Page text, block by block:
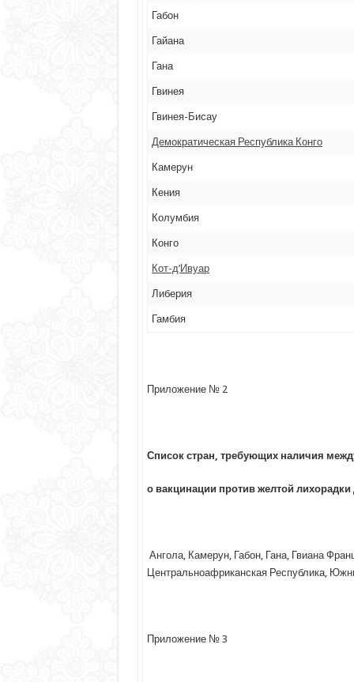
Габон
Гайана
Гана
Гвинея
Гвинея-Бисау
Демократическая Республика Конго
Камерун
Кения
Колумбия
Конго
Кот-д’Ивуар
Либерия
Гамбия
Приложение № 2
Список стран, требующих наличия
о вакцинации против желтой
Ангола, Камерун, Габон, Гана, Гвиана
Центральноафриканская Республика,
Приложение № 3